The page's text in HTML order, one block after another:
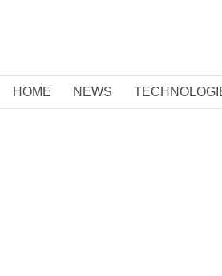
HOME NEWS